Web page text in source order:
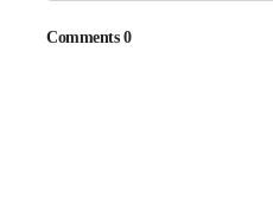
"韓 외환시장 개입